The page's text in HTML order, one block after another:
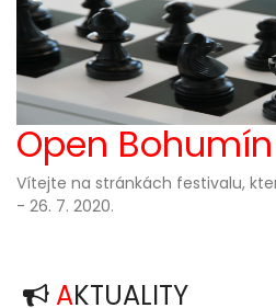
Open
Vítejte na stránkách festivalu,
- 26. 7. 2020.
AKTUALITY